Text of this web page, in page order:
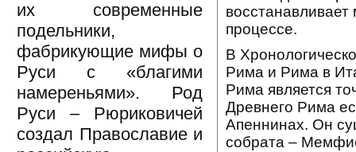
их современные
подельники,
фабрикующие мифы о
Руси с «благими
намереньями». Род
Руси – Рюриковичей
создал Православие и
процессе.
В
Рима и Рима в
Рима является
Древнего Рима
Апеннинах. Он
собрата –